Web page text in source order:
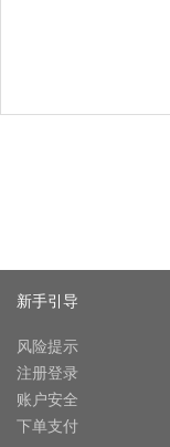
新手引导
风险提示
注册登录
账户安全
下单支付